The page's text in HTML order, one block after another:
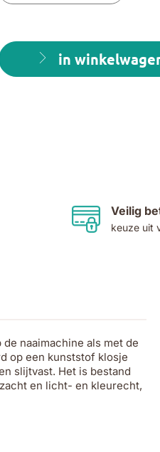
in
Veilig
keuze uit
naaimachine als met de
op een kunststof klosje
slijtvast. Het is bestand
en licht- en kleurecht,